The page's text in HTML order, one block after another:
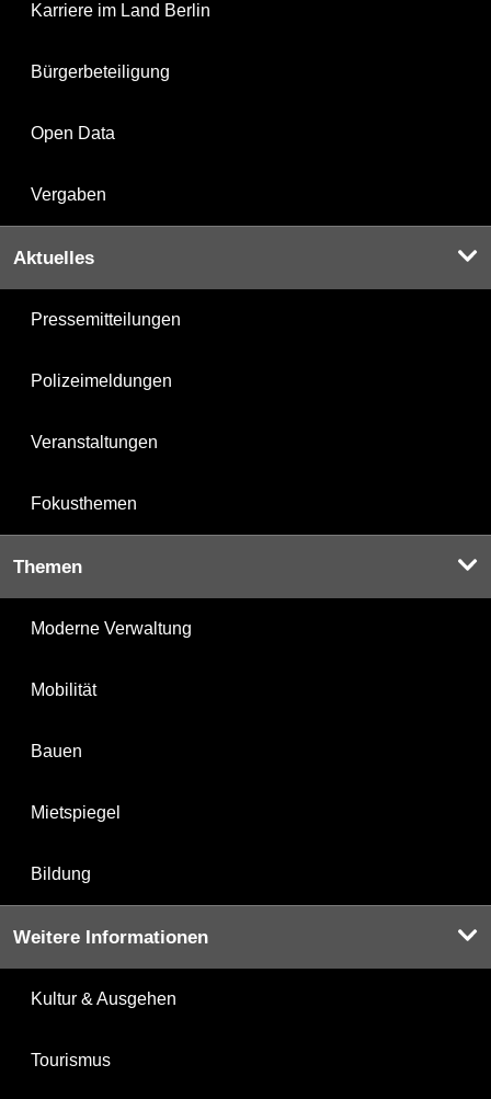
Karriere im Land Berlin
Bürgerbeteiligung
Open Data
Vergaben
Aktuelles
Pressemitteilungen
Polizeimeldungen
Veranstaltungen
Fokusthemen
Themen
Moderne Verwaltung
Mobilität
Bauen
Mietspiegel
Bildung
Weitere Informationen
Kultur & Ausgehen
Tourismus